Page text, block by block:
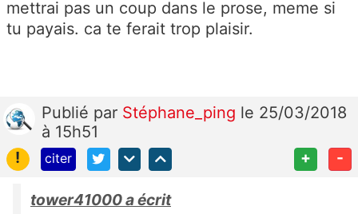
mettrai pas un coup dans le prose, meme si
tu payais. ca te ferait trop plaisir.
Publié par Stéphane_ping le 25/03/2018
à 15h51
!
citer + -
tower41000 a écrit